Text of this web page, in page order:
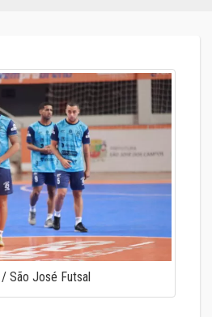
São José Futsal